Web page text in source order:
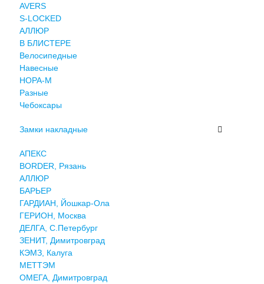
AVERS
S-LOCKED
АЛЛЮР
В БЛИСТЕРЕ
Велосипедные
Навесные
НОРА-М
Разные
Чебоксары
Замки накладные
АПЕКС
BORDER, Рязань
АЛЛЮР
БАРЬЕР
ГАРДИАН, Йошкар-Ола
ГЕРИОН, Москва
ДЕЛГА, С.Петербург
ЗЕНИТ, Димитровград
КЭМЗ, Калуга
МЕТТЭМ
ОМЕГА, Димитровград